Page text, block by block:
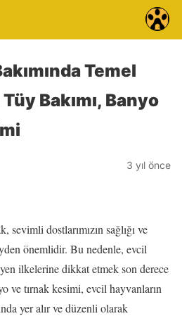
Temel
Bakımı, Banyo
3 yıl önce
dostlarımızın sağlığı ve
önemlidir. Bu nedenle, evcil
ilkelerine dikkat etmek son derece
ve tırnak kesimi, evcil hayvanların
yer alır ve düzenli olarak